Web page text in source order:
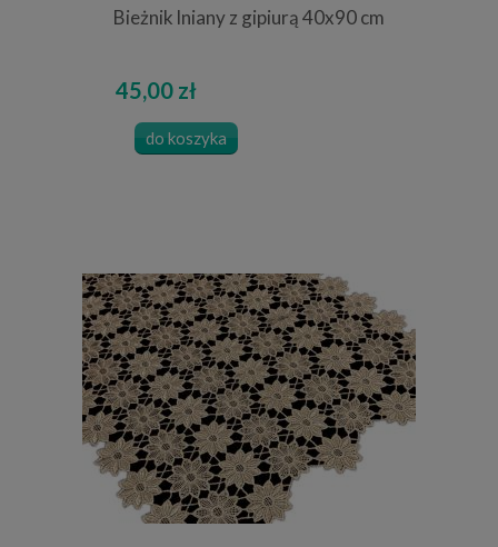
Bieżnik lniany z gipiurą 40x90 cm
45,00 zł
do koszyka